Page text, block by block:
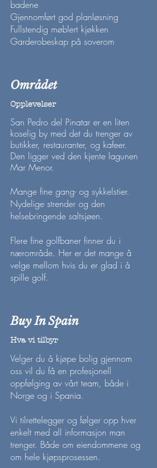
badene
Gjennomført god planløsning
Fullstendig møblert kjøkken
Garderobeskap på soverom
Området
Opplevelser
San Pedro del Pinatar er en liten
koselig by med det du trenger av
butikker, restauranter, og kafeer.
Den ligger ved den kjente lagunen
Mar Menor.
Mange fine gang- og sykkelstier.
Nydelige strender og den
helsebringende saltsjøen.
Flere fine golfbaner finner du i
nærområde. Her er det mange å
velge mellom hvis du er glad i å
spille golf.
Buy In Spain
Hva vi tilbyr
Velger du å kjøpe bolig gjennom
oss vil du få en profesjonell
oppfølging av vårt team, både i
Norge og i Spania.
Vi tilrettelegger og følger opp hver
enkelt med all informasjon man
trenger. Både om eiendommene og
om hele kjøpsprosessen.